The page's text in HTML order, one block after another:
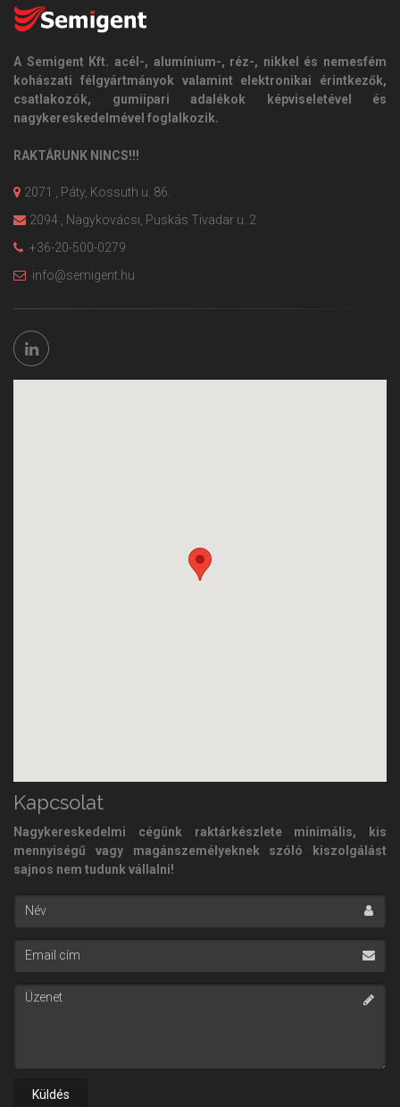
A Semigent Kft. acél-, alumínium-, réz-, nikkel és nemesfém
kohászati félgyártmányok valamint elektronikai érintkezők,
csatlakozók, gumiipari adalékok képviseletével és
nagykereskedelmével foglalkozik.
RAKTÁRUNK NINCS!!!
2071 , Páty, Kossuth u. 86.
2094 , Nagykovácsi, Puskás Tivadar u. 2
+36-20-500-0279
info@semigent.hu
Kapcsolat
Nagykereskedelmi cégünk raktárkészlete minimális, kis
mennyiségű vagy magánszemélyeknek szóló kiszolgálást
sajnos nem tudunk vállalni!
Üzenet